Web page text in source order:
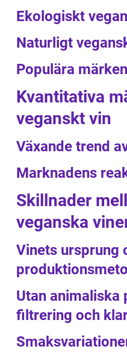
Ekologiskt
Naturligt
Populära
Kvantitativa
veganskt vin
Växande trend
Marknadens
Skillnader
veganska
Vinets ursprung
Utan animaliska
filtrering och